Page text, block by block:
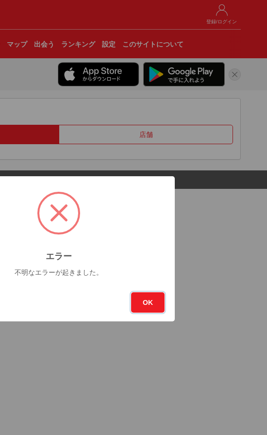
登録/ログイン
マップ 出会う ランキング 設定 このサイトについて
店舗
エラー
不明なエラーが起きました。
OK